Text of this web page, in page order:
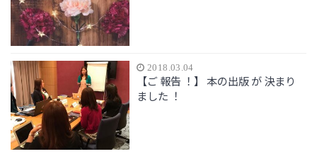
2018.03.04
【ご 報告 ！】 本の出版 が 決まり
ました ！